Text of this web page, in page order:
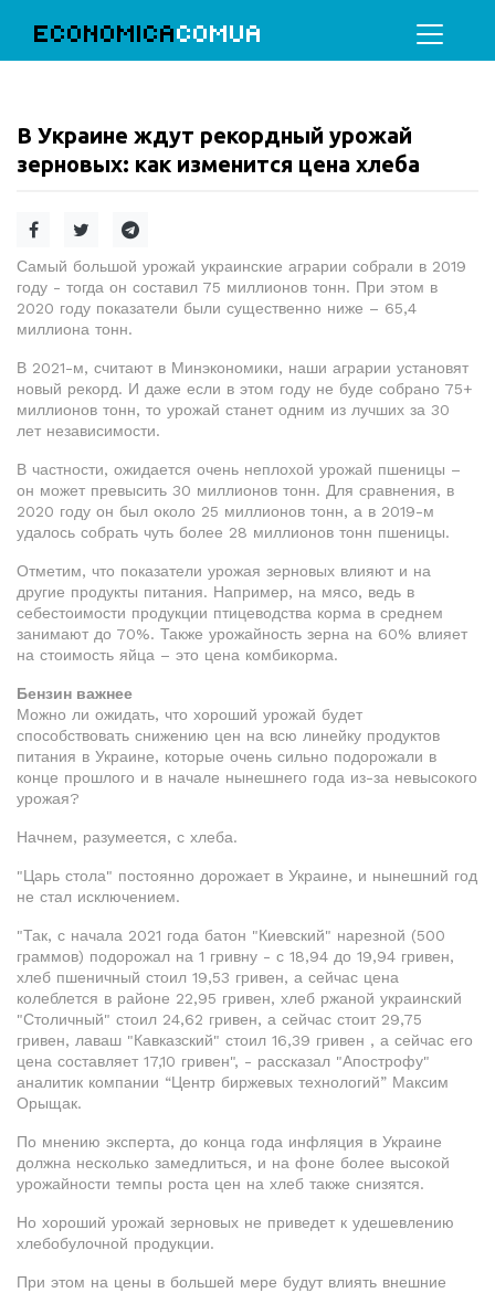
ECONOMICACOMUA
В Украине ждут рекордный урожай
зерновых: как изменится цена хлеба
Самый большой урожай украинские аграрии собрали в 2019
году - тогда он составил 75 миллионов тонн. При этом в
2020 году показатели были существенно ниже – 65,4
миллиона тонн.
В 2021-м, считают в Минэкономики, наши аграрии установят
новый рекорд. И даже если в этом году не буде собрано 75+
миллионов тонн, то урожай станет одним из лучших за 30
лет независимости.
В частности, ожидается очень неплохой урожай пшеницы –
он может превысить 30 миллионов тонн. Для сравнения, в
2020 году он был около 25 миллионов тонн, а в 2019-м
удалось собрать чуть более 28 миллионов тонн пшеницы.
Отметим, что показатели урожая зерновых влияют и на
другие продукты питания. Например, на мясо, ведь в
себестоимости продукции птицеводства корма в среднем
занимают до 70%. Также урожайность зерна на 60% влияет
на стоимость яйца – это цена комбикорма.
Бензин важнее
Можно ли ожидать, что хороший урожай будет
способствовать снижению цен на всю линейку продуктов
питания в Украине, которые очень сильно подорожали в
конце прошлого и в начале нынешнего года из-за невысокого
урожая?
Начнем, разумеется, с хлеба.
"Царь стола" постоянно дорожает в Украине, и нынешний год
не стал исключением.
"Так, с начала 2021 года батон "Киевский" нарезной (500
граммов) подорожал на 1 гривну - с 18,94 до 19,94 гривен,
хлеб пшеничный стоил 19,53 гривен, а сейчас цена
колеблется в районе 22,95 гривен, хлеб ржаной украинский
"Столичный" стоил 24,62 гривен, а сейчас стоит 29,75
гривен, лаваш "Кавказский" стоил 16,39 гривен , а сейчас его
цена составляет 17,10 гривен", - рассказал "Апострофу"
аналитик компании “Центр биржевых технологий” Максим
Орыщак.
По мнению эксперта, до конца года инфляция в Украине
должна несколько замедлиться, и на фоне более высокой
урожайности темпы роста цен на хлеб также снизятся.
Но хороший урожай зерновых не приведет к удешевлению
хлебобулочной продукции.
При этом на цены в большей мере будут влиять внешние